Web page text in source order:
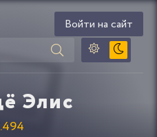
Войти на сайт
Элис